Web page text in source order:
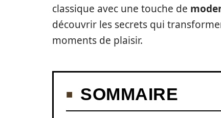
classique avec une touche de
découvrir les secrets qui
moments de plaisir.
SOMMAIRE